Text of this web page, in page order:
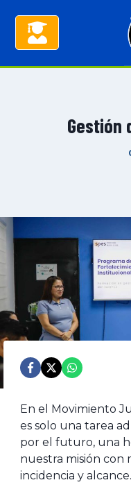
Gestión
En el Movimiento
es solo una tarea
por el futuro, una
nuestra misión con
incidencia y alcance.